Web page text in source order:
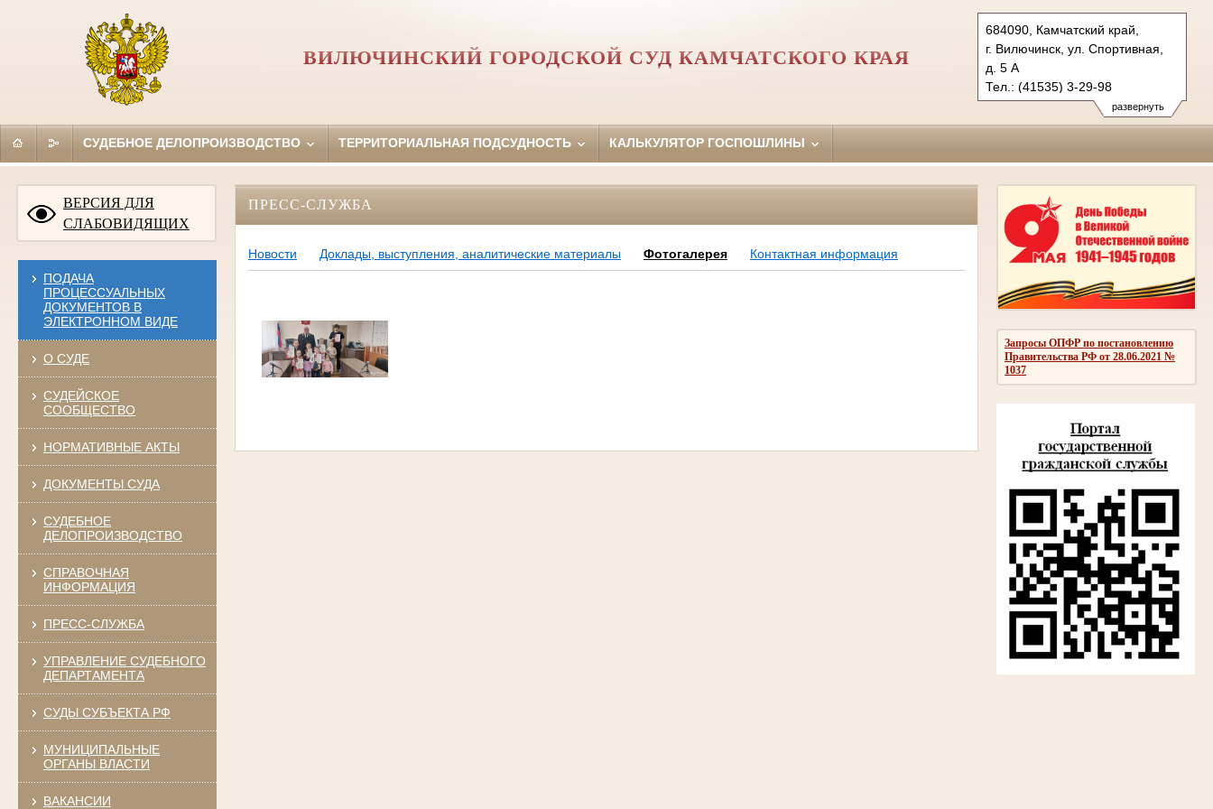
развернуть
684090, Камчатский край,
г. Вилючинск, ул. Спортивная,
д. 5 А
Тел.: (41535) 3-29-98
viluchinsky.kam@sudrf.ru
ВИЛЮЧИНСКИЙ ГОРОДСКОЙ СУД КАМЧАТСКОГО КРАЯ
СУДЕБНОЕ ДЕЛОПРОИЗВОДСТВО ТЕРРИТОРИАЛЬНАЯ ПОДСУДНОСТЬ КАЛЬКУЛЯТОР ГОСПОШЛИНЫ
ВЕРСИЯ ДЛЯ
СЛАБОВИДЯЩИХ
ПОДАЧА
ПРОЦЕССУАЛЬНЫХ
ДОКУМЕНТОВ В
ЭЛЕКТРОННОМ ВИДЕ
О СУДЕ
СУДЕЙСКОЕ
СООБЩЕСТВО
НОРМАТИВНЫЕ АКТЫ
ДОКУМЕНТЫ СУДА
СУДЕБНОЕ
ДЕЛОПРОИЗВОДСТВО
СПРАВОЧНАЯ
ИНФОРМАЦИЯ
ПРЕСС-СЛУЖБА
УПРАВЛЕНИЕ СУДЕБНОГО
ДЕПАРТАМЕНТА
СУДЫ СУБЪЕКТА РФ
МУНИЦИПАЛЬНЫЕ
ОРГАНЫ ВЛАСТИ
ВАКАНСИИ
Запросы ОПФР по постановлению
Правительства РФ от 28.06.2021 №
1037
ПРЕСС-СЛУЖБА
Новости Доклады, выступления, аналитические материалы Фотогалерея Контактная информация